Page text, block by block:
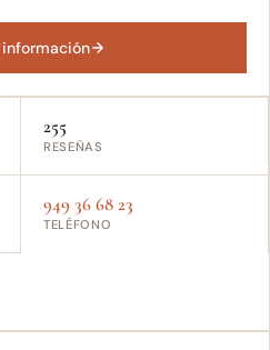
255
RESEÑAS
949 36 68 23
TELÉFONO